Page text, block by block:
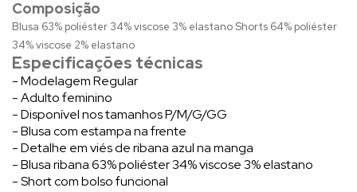
Composição
Blusa 63% poliéster 34% viscose 3% elastano Shorts 64% poliéster
34% viscose 2% elastano
Especificações técnicas
- Modelagem Regular
- Adulto feminino
- Disponível nos tamanhos P/M/G/GG
- Blusa com estampa na frente
- Detalhe em viés de ribana azul na manga
- Blusa ribana 63% poliéster 34% viscose 3% elastano
- Short com bolso funcional